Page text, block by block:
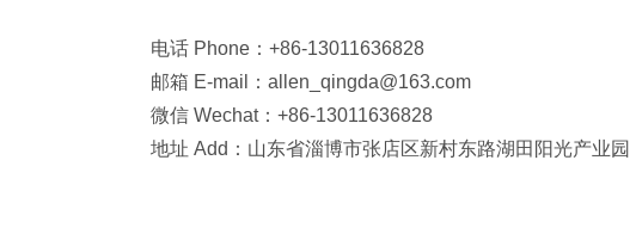
电话 Phone：+86-13011636828
邮箱 E-mail：allen_qingda@163.com
微信 Wechat：+86-13011636828
地址 Add：山东省淄博市张店区新村东路湖田阳光产业园